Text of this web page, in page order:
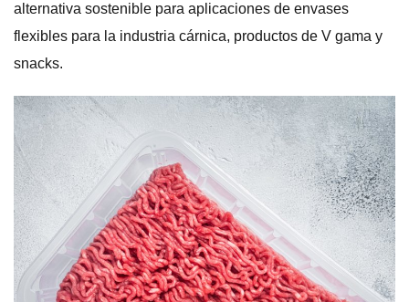
alternativa sostenible para aplicaciones de envases
flexibles para la industria cárnica, productos de V gama y
snacks.